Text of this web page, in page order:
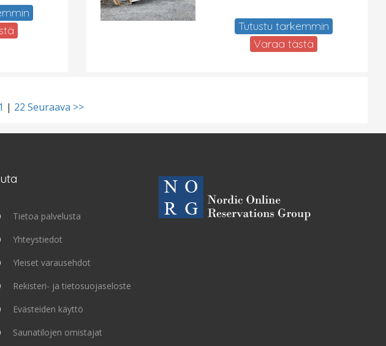
Tutustu tarkemmin
Varaa tästä
| 22 Seuraava >>
Tietoa palvelusta
Yhteystiedot
Yleiset varausehdot
Rekisteri- ja tietosuojaseloste
Evästeiden käyttö
Saunatilojen omistajat